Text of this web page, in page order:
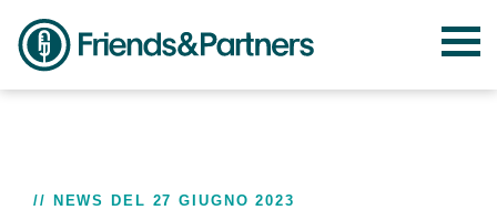
// NEWS DEL 27 GIUGNO 2023